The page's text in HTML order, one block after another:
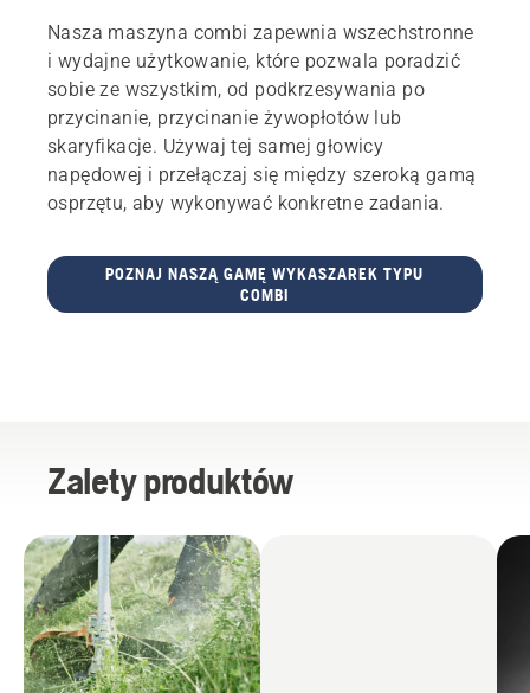
Nasza maszyna combi zapewnia wszechstronne
i wydajne użytkowanie, które pozwala poradzić
sobie ze wszystkim, od podkrzesywania po
przycinanie, przycinanie żywopłotów lub
skaryfikacje. Używaj tej samej głowicy
napędowej i przełączaj się między szeroką gamą
osprzętu, aby wykonywać konkretne zadania.
POZNAJ NASZĄ GAMĘ WYKASZAREK TYPU
COMBI
Zalety produktów